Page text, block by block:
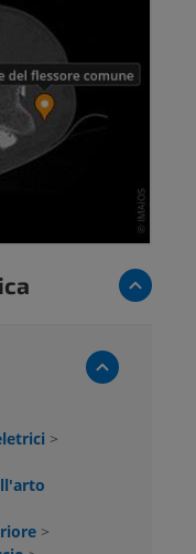
>
>